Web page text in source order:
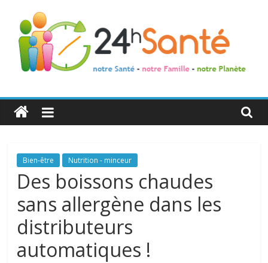
24h
Santé
La
santé
toute
famille
Bien-être Nutrition - minceur
Des boissons chaudes
sans allergène dans les
distributeurs
automatiques !